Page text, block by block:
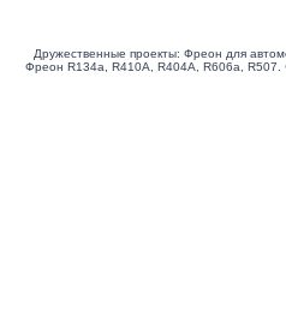
Дружественные проекты: Фреон для
Фреон R134a, R410A, R404A, R606a,